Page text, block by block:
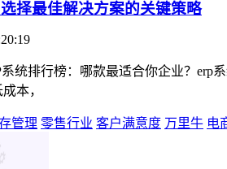
择最佳解决方案的关键策略
系统排行榜：哪款最适合你企业？
本，
管理 零售行业 客户满意度 万里牛 电